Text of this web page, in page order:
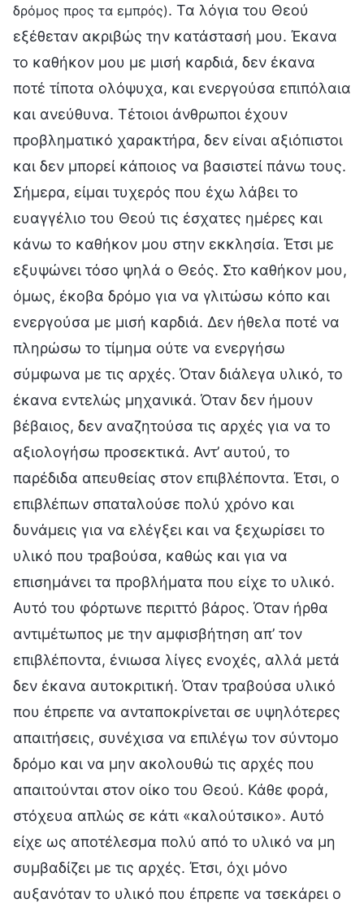
δρόμος προς τα εμπρός). Τα λόγια του Θεού
εξέθεταν ακριβώς την κατάστασή μου. Έκανα
το καθήκον μου με μισή καρδιά, δεν έκανα
ποτέ τίποτα ολόψυχα, και ενεργούσα επιπόλαια
και ανεύθυνα. Τέτοιοι άνθρωποι έχουν
προβληματικό χαρακτήρα, δεν είναι αξιόπιστοι
και δεν μπορεί κάποιος να βασιστεί πάνω τους.
Σήμερα, είμαι τυχερός που έχω λάβει το
ευαγγέλιο του Θεού τις έσχατες ημέρες και
κάνω το καθήκον μου στην εκκλησία. Έτσι με
εξυψώνει τόσο ψηλά ο Θεός. Στο καθήκον μου,
όμως, έκοβα δρόμο για να γλιτώσω κόπο και
ενεργούσα με μισή καρδιά. Δεν ήθελα ποτέ να
πληρώσω το τίμημα ούτε να ενεργήσω
σύμφωνα με τις αρχές. Όταν διάλεγα υλικό, το
έκανα εντελώς μηχανικά. Όταν δεν ήμουν
βέβαιος, δεν αναζητούσα τις αρχές για να το
αξιολογήσω προσεκτικά. Αντ’ αυτού, το
παρέδιδα απευθείας στον επιβλέποντα. Έτσι, ο
επιβλέπων σπαταλούσε πολύ χρόνο και
δυνάμεις για να ελέγξει και να ξεχωρίσει το
υλικό που τραβούσα, καθώς και για να
επισημάνει τα προβλήματα που είχε το υλικό.
Αυτό του φόρτωνε περιττό βάρος. Όταν ήρθα
αντιμέτωπος με την αμφισβήτηση απ’ τον
επιβλέποντα, ένιωσα λίγες ενοχές, αλλά μετά
δεν έκανα αυτοκριτική. Όταν τραβούσα υλικό
που έπρεπε να ανταποκρίνεται σε υψηλότερες
απαιτήσεις, συνέχισα να επιλέγω τον σύντομο
δρόμο και να μην ακολουθώ τις αρχές που
απαιτούνται στον οίκο του Θεού. Κάθε φορά,
στόχευα απλώς σε κάτι «καλούτσικο». Αυτό
είχε ως αποτέλεσμα πολύ από το υλικό να μη
συμβαδίζει με τις αρχές. Έτσι, όχι μόνο
αυξανόταν το υλικό που έπρεπε να τσεκάρει ο